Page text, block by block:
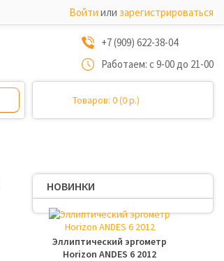
Войти или зарегистрироваться
+7 (909) 622-38-04
Работаем: с 9-00 до 21-00
Товаров: 0 (0 р.)
НОВИНКИ
Эллиптический эргометр
Horizon ANDES 6 2012